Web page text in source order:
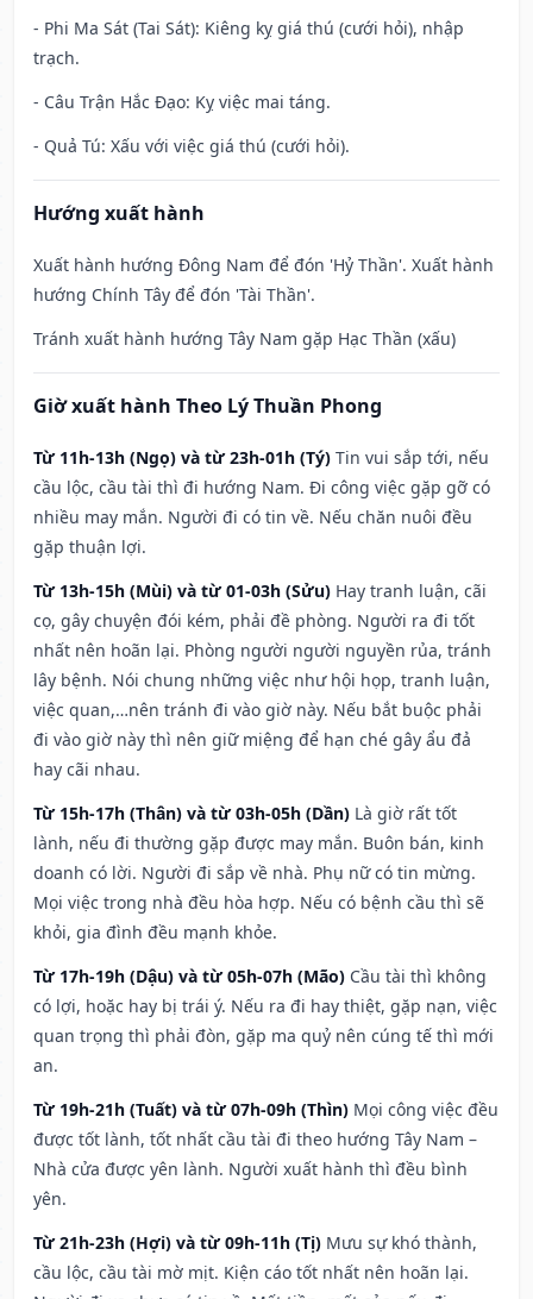
- Phi Ma Sát (Tai Sát): Kiêng kỵ giá thú (cưới hỏi), nhập
trạch.
- Câu Trận Hắc Đạo: Kỵ việc mai táng.
- Quả Tú: Xấu với việc giá thú (cưới hỏi).
Hướng xuất hành
Xuất hành hướng Đông Nam để đón 'Hỷ Thần'. Xuất hành
hướng Chính Tây để đón 'Tài Thần'.
Tránh xuất hành hướng Tây Nam gặp Hạc Thần (xấu)
Giờ xuất hành Theo Lý Thuần Phong
Từ 11h-13h (Ngọ) và từ 23h-01h (Tý) Tin vui sắp tới, nếu
cầu lộc, cầu tài thì đi hướng Nam. Đi công việc gặp gỡ có
nhiều may mắn. Người đi có tin về. Nếu chăn nuôi đều
gặp thuận lợi.
Từ 13h-15h (Mùi) và từ 01-03h (Sửu) Hay tranh luận, cãi
cọ, gây chuyện đói kém, phải đề phòng. Người ra đi tốt
nhất nên hoãn lại. Phòng người người nguyền rủa, tránh
lây bệnh. Nói chung những việc như hội họp, tranh luận,
việc quan,…nên tránh đi vào giờ này. Nếu bắt buộc phải
đi vào giờ này thì nên giữ miệng để hạn ché gây ẩu đả
hay cãi nhau.
Từ 15h-17h (Thân) và từ 03h-05h (Dần) Là giờ rất tốt
lành, nếu đi thường gặp được may mắn. Buôn bán, kinh
doanh có lời. Người đi sắp về nhà. Phụ nữ có tin mừng.
Mọi việc trong nhà đều hòa hợp. Nếu có bệnh cầu thì sẽ
khỏi, gia đình đều mạnh khỏe.
Từ 17h-19h (Dậu) và từ 05h-07h (Mão) Cầu tài thì không
có lợi, hoặc hay bị trái ý. Nếu ra đi hay thiệt, gặp nạn, việc
quan trọng thì phải đòn, gặp ma quỷ nên cúng tế thì mới
an.
Từ 19h-21h (Tuất) và từ 07h-09h (Thìn) Mọi công việc đều
được tốt lành, tốt nhất cầu tài đi theo hướng Tây Nam –
Nhà cửa được yên lành. Người xuất hành thì đều bình
yên.
Từ 21h-23h (Hợi) và từ 09h-11h (Tị) Mưu sự khó thành,
cầu lộc, cầu tài mờ mịt. Kiện cáo tốt nhất nên hoãn lại.